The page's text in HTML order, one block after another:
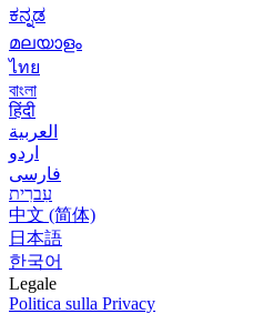
ಕನ್ನಡ
മലയാളം
ไทย
বাংলা
हिंदी
العربية
اردو
فارسی
עִברִית
中文 (简体)
日本語
한국어
Legale
Politica sulla Privacy